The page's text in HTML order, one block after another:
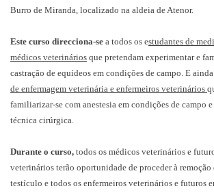
Burro de Miranda, localizado na aldeia de Atenor.
Este curso direcciona-se a todos os estudantes de
médicos veterinários que pretendam experimentar e
castração de equídeos em condições de campo. E
de enfermagem veterinária e enfermeiros veterinários
familiarizar-se com anestesia em condições de campo
técnica cirúrgica.
Durante o curso, todos os médicos veterinários e
veterinários terão oportunidade de proceder à remoção
testículo e todos os enfermeiros veterinários e futuros